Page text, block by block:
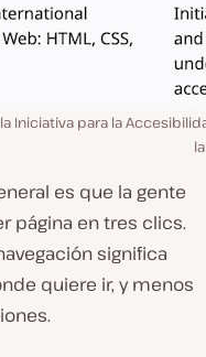
Iniciativa para la
es que la gente
página en tres clics.
significa
quiere ir, y menos